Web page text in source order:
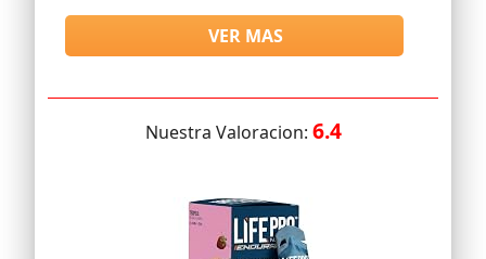
VER MAS
Nuestra Valoracion: 6.4